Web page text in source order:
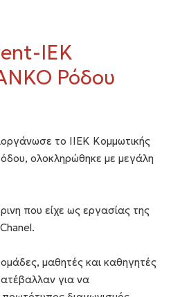
ΙΕΚ
Ρόδου
το ΙΙΕΚ Κομμωτικής
ολοκληρώθηκε με μεγάλη
που είχε ως εργασίας της
μαθητές και καθηγητές
για να